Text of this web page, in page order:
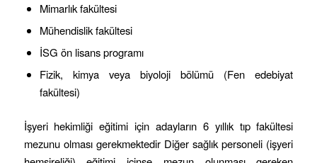
Mimarlık fakültesi
Mühendislik fakültesi
İSG ön lisans programı
Fizik, kimya veya biyoloji bölümü (Fen edebiyat
fakültesi)
İşyeri hekimliği eğitimi için adayların 6 yıllık tıp fakültesi
mezunu olması gerekmektedir Diğer sağlık personeli (işyeri